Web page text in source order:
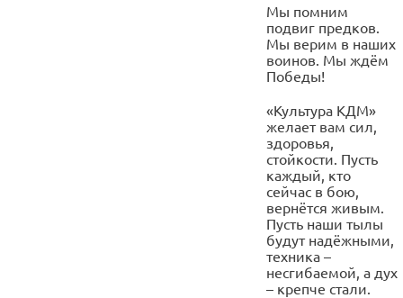
Мы помним
подвиг предков.
Мы верим в наших
воинов. Мы ждём
Победы!
«Культура КДМ»
желает вам сил,
здоровья,
стойкости. Пусть
каждый, кто
сейчас в бою,
вернётся живым.
Пусть наши тылы
будут надёжными,
техника –
несгибаемой, а дух
– крепче стали.